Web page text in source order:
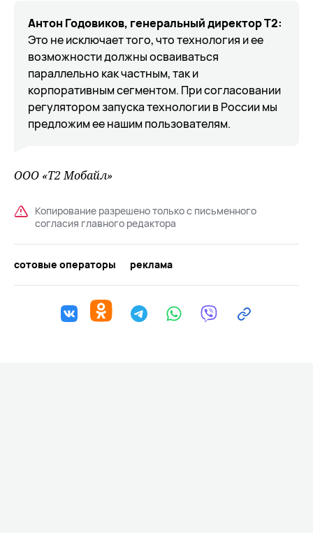
Антон Годовиков, генеральный директор Т2:
Это не исключает того, что технология и ее
возможности должны осваиваться
параллельно как частным, так и
корпоративным сегментом. При согласовании
регулятором запуска технологии в России мы
предложим ее нашим пользователям.
ООО «Т2 Мобайл»
Копирование разрешено только с письменного
согласия главного редактора
сотовые операторы реклама